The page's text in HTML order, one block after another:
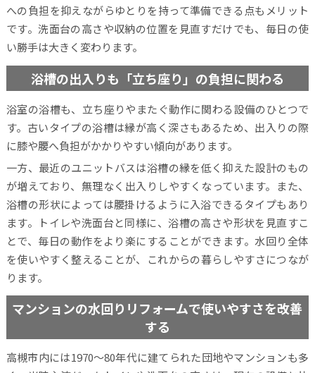
への負担を抑えながらゆとりを持って準備できる点もメリット
です。洗面台の高さや収納の位置を見直すだけでも、毎日の使
い勝手は大きく変わります。
浴槽の出入りも「立ち座り」の負担に関わる
浴室の浴槽も、立ち座りやまたぐ動作に関わる設備のひとつで
す。古いタイプの浴槽は縁が高く深さもあるため、出入りの際
に膝や腰へ負担がかかりやすい傾向があります。
一方、最近のユニットバスは浴槽の縁を低く抑えた設計のもの
が増えており、無理なく出入りしやすくなっています。また、
浴槽の形状によっては腰掛けるように入浴できるタイプもあり
ます。トイレや洗面台と同様に、浴槽の高さや形状を見直すこ
とで、毎日の動作をより楽にすることができます。水回り全体
を使いやすく整えることが、これからの暮らしやすさにつなが
ります。
マンションの水回りリフォームで使いやすさを改善
する
高槻市内には1970～80年代に建てられた団地やマンションも多